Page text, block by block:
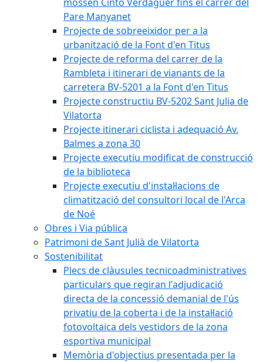
Pare Manyanet
Projecte de sobreeixidor per a la
urbanització de la Font d'en Titus
Projecte de reforma del carrer de la
Rambleta i itinerari de vianants de la
carretera BV-5201 a la Font d'en Titus
Projecte constructiu BV-5202 Sant Julia de
Vilatorta
Projecte itinerari ciclista i adequació Av.
Balmes a zona 30
Projecte executiu modificat de construcció
de la biblioteca
Projecte executiu d'instal·lacions de
climatització del consultori local de l'Arca
de Noé
Obres i Via pública
Patrimoni de Sant Julià de Vilatorta
Sostenibilitat
Plecs de clàusules tecnicoadministratives
particulars que regiran l'adjudicació
directa de la concessió demanial de l'ús
privatiu de la coberta i de la instal·lació
fotovoltaica dels vestidors de la zona
esportiva municipal
Memòria d'objectius presentada per la